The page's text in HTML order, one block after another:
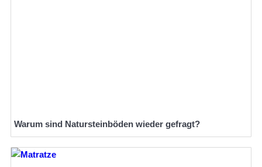
Warum sind Natursteinböden wieder gefragt?